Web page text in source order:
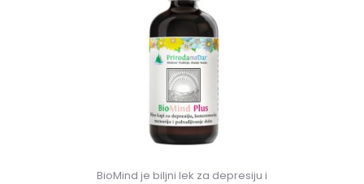
BioMind je biljni lek za depresiju i